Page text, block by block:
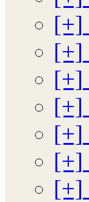
[+]
[+]
[+]
[+]
[+]
[+]
[+]